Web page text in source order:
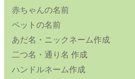
赤ちゃんの名前
ペットの名前
あだ名・ニックネーム作成
二つ名・通り名 作成
ハンドルネーム作成